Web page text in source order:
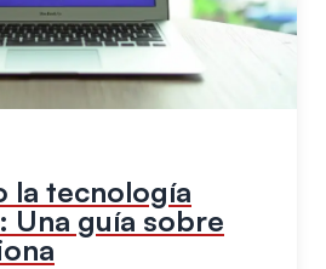
la tecnología
Una guía sobre